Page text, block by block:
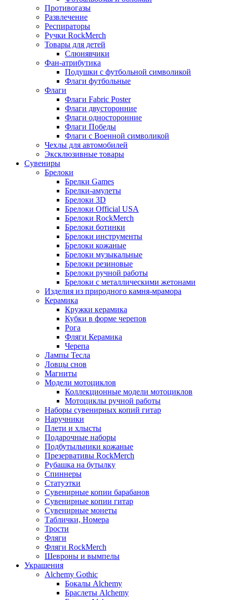
Противогазы
Развлечение
Респираторы
Ручки RockMerch
Товары для детей
Слюнявчики
Фан-атрибутика
Подушки с футбольной символикой
Флаги футбольные
Флаги
Флаги Fabric Poster
Флаги двусторонние
Флаги односторонние
Флаги Победы
Флаги с Военной символикой
Чехлы для автомобилей
Эксклюзивные товары
Сувениры
Брелоки
Брелки Games
Брелки-амулеты
Брелоки 3D
Брелоки Official USA
Брелоки RockMerch
Брелоки ботинки
Брелоки инструменты
Брелоки кожаные
Брелоки музыкальные
Брелоки резиновые
Брелоки ручной работы
Брелоки с металлическими жетонами
Изделия из природного камня-мрамора
Керамика
Кружки керамика
Кубки в форме черепов
Рога
Фляги Керамика
Черепа
Лампы Тесла
Ловцы снов
Магниты
Модели мотоциклов
Коллекционные модели мотоциклов
Мотоциклы ручной работы
Наборы сувенирных копий гитар
Наручники
Плети и хлысты
Подарочные наборы
Подбутыльники кожаные
Презервативы RockMerch
Рубашка на бутылку
Спиннеры
Статуэтки
Сувенирные копии барабанов
Сувенирные копии гитар
Сувенирные монеты
Таблички, Номера
Трости
Фляги
Фляги RockMerch
Шевроны и вымпелы
Украшения
Alchemy Gothic
Бокалы Alchemy
Браслеты Alchemy